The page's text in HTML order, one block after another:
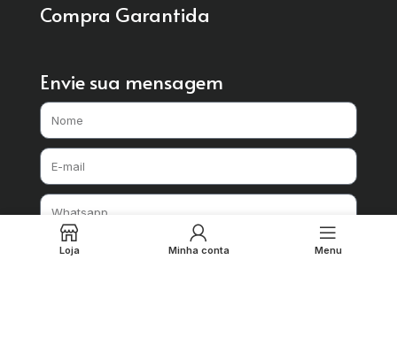
Compra Garantida
Envie sua mensagem
Loja Minha conta Menu